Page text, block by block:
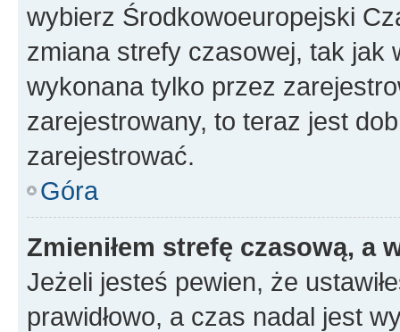
wybierz Środkowoeuropejski
zmiana strefy czasowej, tak jak
wykonana tylko przez
zarejestrowany, to teraz jest
zarejestrować.
Góra
Zmieniłem strefę czasową, a
Jeżeli jesteś pewien, że
prawidłowo, a czas nadal jest